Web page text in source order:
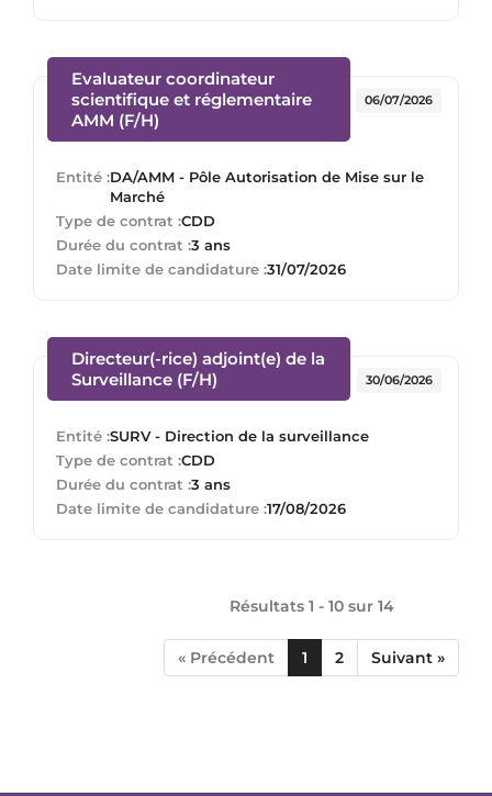
Evaluateur coordinateur
scientifique et réglementaire
AMM (F/H)
Entité :DA/AMM - Pôle Autorisation de Mise sur le
Marché
Type de contrat :CDD
Durée du contrat :3 ans
06/07/2026
Date limite de candidature :31/07/2026
Directeur(-rice) adjoint(e) de la
Surveillance (F/H)
Entité :SURV - Direction de la surveillance
Type de contrat :CDD
Durée du contrat :3 ans
30/06/2026
Date limite de candidature :17/08/2026
Résultats 1 - 10 sur 14
« Précédent 1 2 Suivant »